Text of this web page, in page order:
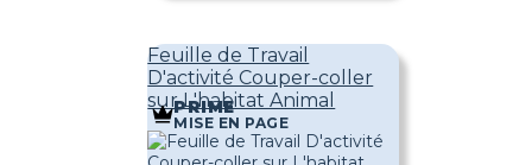
Feuille de Travail
D'activité Couper-coller
sur L'habitat Animal
PRIME
MISE EN PAGE